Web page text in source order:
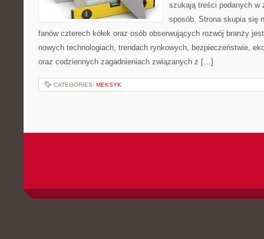
szukają treści podanych w
sposób. Strona skupia się
fanów czterech kółek oraz osób obserwujących rozwój branży
nowych technologiach, trendach rynkowych, bezpieczeństwie,
oraz codziennych zagadnieniach związanych z […]
CATEGORIES: MEKSYK